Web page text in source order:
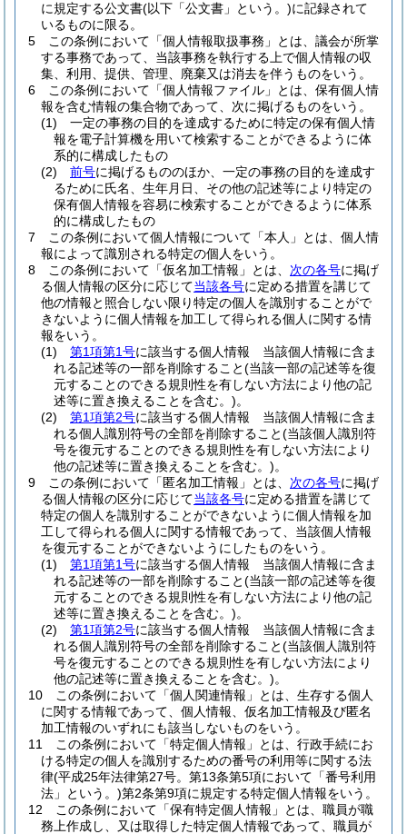
に規定する公文書(以下「公文書」という。)に記録されて
いるものに限る。
5
この条例において「個人情報取扱事務」とは、議会が所掌
する事務であって、当該事務を執行する上で個人情報の収
集、利用、提供、管理、廃棄又は消去を伴うものをいう。
6
この条例において「個人情報ファイル」とは、保有個人情
報を含む情報の集合物であって、次に掲げるものをいう。
(1)
一定の事務の目的を達成するために特定の保有個人情
報を電子計算機を用いて検索することができるように体
系的に構成したもの
(2)
前号に掲げるもののほか、一定の事務の目的を達成す
るために氏名、生年月日、その他の記述等により特定の
保有個人情報を容易に検索することができるように体系
的に構成したもの
7
この条例において個人情報について「本人」とは、個人情
報によって識別される特定の個人をいう。
8
この条例において「仮名加工情報」とは、 次の各号に掲げ
る個人情報の区分に応じて当該各号に定める措置を講じて
他の情報と照合しない限り特定の個人を識別することがで
きないように個人情報を加工して得られる個人に関する情
報をいう。
(1)
第1項第1号に該当する個人情報 当該個人情報に含ま
れる記述等の一部を削除すること(当該一部の記述等を復
元することのできる規則性を有しない方法により他の記
述等に置き換えることを含む。)。
(2)
第1項第2号に該当する個人情報 当該個人情報に含ま
れる個人識別符号の全部を削除すること(当該個人識別符
号を復元することのできる規則性を有しない方法により
他の記述等に置き換えることを含む。)。
9
この条例において「匿名加工情報」とは、 次の各号に掲げ
る個人情報の区分に応じて当該各号に定める措置を講じて
特定の個人を識別することができないように個人情報を加
工して得られる個人に関する情報であって、当該個人情報
を復元することができないようにしたものをいう。
(1)
第1項第1号に該当する個人情報 当該個人情報に含ま
れる記述等の一部を削除すること(当該一部の記述等を復
元することのできる規則性を有しない方法により他の記
述等に置き換えることを含む。)。
(2)
第1項第2号に該当する個人情報 当該個人情報に含ま
れる個人識別符号の全部を削除すること(当該個人識別符
号を復元することのできる規則性を有しない方法により
他の記述等に置き換えることを含む。)。
10
この条例において「個人関連情報」とは、生存する個人
に関する情報であって、個人情報、仮名加工情報及び匿名
加工情報のいずれにも該当しないものをいう。
11
この条例において「特定個人情報」とは、行政手続にお
ける特定の個人を識別するための番号の利用等に関する法
律(平成25年法律第27号。第13条第5項において「番号利用
法」という。)第2条第9項に規定する特定個人情報をいう。
12
この条例において「保有特定個人情報」とは、職員が職
務上作成し、又は取得した特定個人情報であって、職員が